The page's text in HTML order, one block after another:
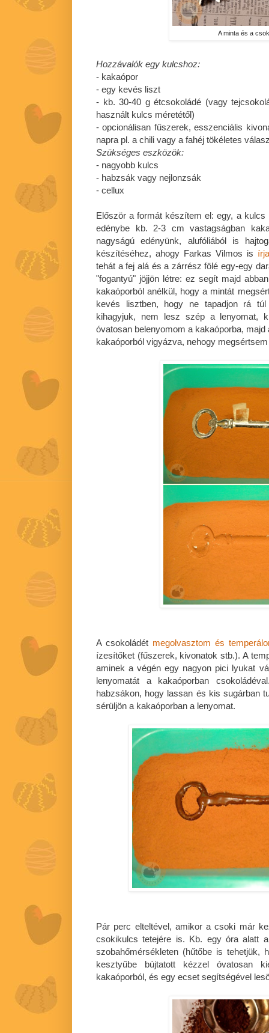
A minta és a
Hozzávalók egy kulcshoz:
- kakaópor
- egy kevés liszt
- kb. 30-40 g étcsokoládé (vagy
használt kulcs méretétől)
- opcionálisan fűszerek, esszenciális
napra pl. a chili vagy a fahéj tökéletes
Szükséges eszközök:
- nagyobb kulcs
- habzsák vagy nejlonzsák
- cellux
Először a formát készítem el: egy, a
edénybe kb. 2-3 cm vastagságban
nagyságú edényünk, alufóliából is
készítéséhez, ahogy Farkas Vilmos is írja
tehát a fej alá és a zárrész fölé egy-egy
"fogantyú" jöjjön létre: ez segít majd
kakaóporból anélkül, hogy a mintát
kevés lisztben, hogy ne tapadjon rá
kihagyjuk, nem lesz szép a lenyomat,
óvatosan belenyomom a kakaóporba,
kakaóporból vigyázva, nehogy
A csokoládét megolvasztom és
ízesítőket (fűszerek, kivonatok stb.). A
aminek a végén egy nagyon pici lyukat
lenyomatát a kakaóporban
habzsákon, hogy lassan és kis sugárban
sérüljön a kakaóporban a lenyomat.
Pár perc elteltével, amikor a csoki már
csokikulcs tetejére is. Kb. egy óra alatt
szobahőmérsékleten (hűtőbe is tehetjük,
kesztyűbe bújtatott kézzel óvatosan
kakaóporból, és egy ecset segítségével